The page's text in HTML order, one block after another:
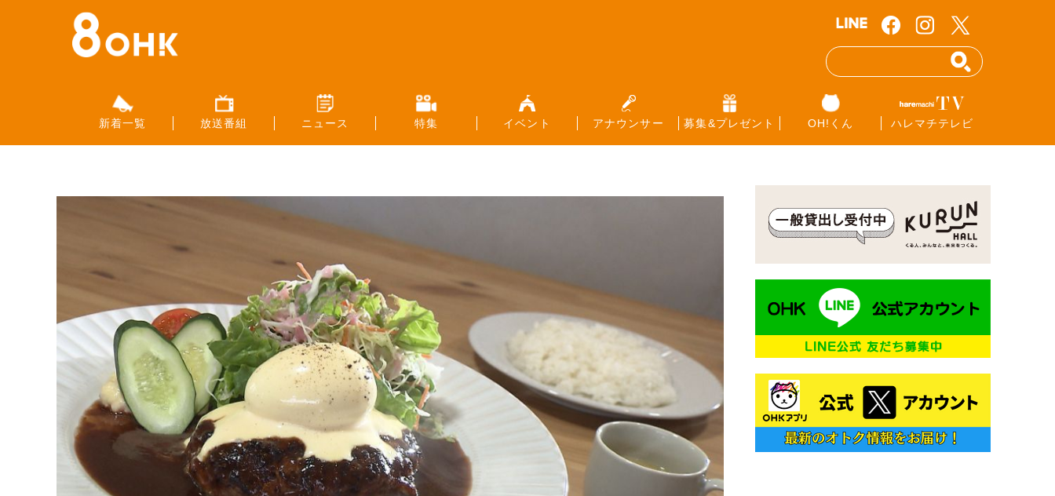
新着一覧 放送番組 ニュース 特集 イベント アナウンサー 募集&プレゼント OH!くん ハレマチテレビ